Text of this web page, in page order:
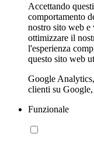
Accettando
comportamento
nostro sito web
ottimizzare il
l'esperienza
questo sito web
Google
clienti su
Funzionale